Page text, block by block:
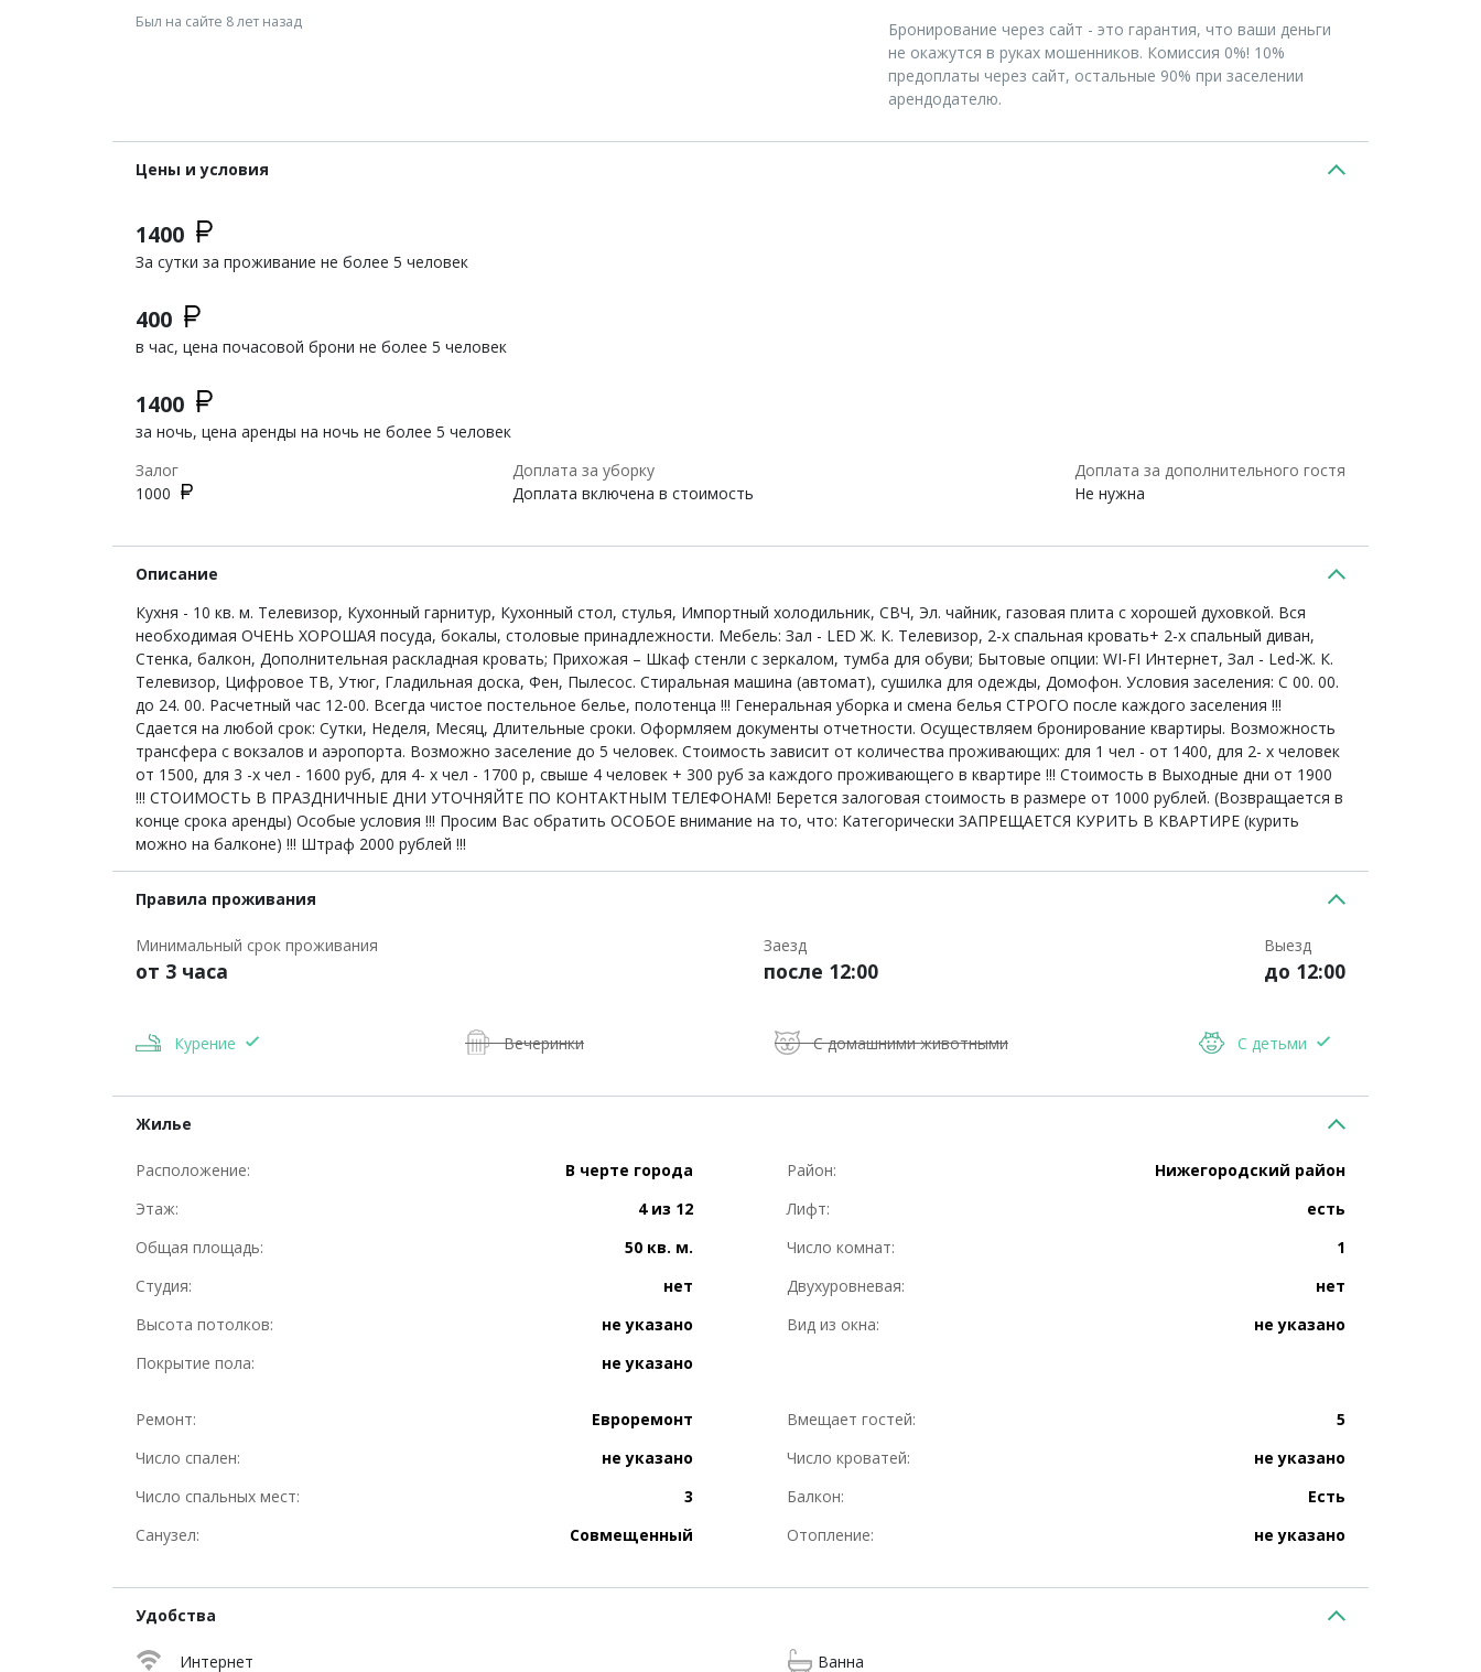
Был на сайте 8 лет назад
Бронирование через сайт - это гарантия, что ваши деньги
не окажутся в руках мошенников. Комиссия 0%! 10%
предоплаты через сайт, остальные 90% при заселении
арендодателю.
Цены и условия
1400
За сутки за проживание не более 5 человек
400
в час, цена почасовой брони не более 5 человек
1400
за ночь, цена аренды на ночь не более 5 человек
Залог
1000
Доплата за уборку
Доплата включена в стоимость
Доплата за дополнительного гостя
Не нужна
Описание
Кухня - 10 кв. м. Телевизор, Кухонный гарнитур, Кухонный стол, стулья, Импортный холодильник, СВЧ, Эл. чайник, газовая плита с хорошей духовкой. Вся
необходимая ОЧЕНЬ ХОРОШАЯ посуда, бокалы, столовые принадлежности. Мебель: Зал - LED Ж. К. Телевизор, 2-х спальная кровать+ 2-х спальный диван,
Стенка, балкон, Дополнительная раскладная кровать; Прихожая – Шкаф стенли с зеркалом, тумба для обуви; Бытовые опции: WI-FI Интернет, Зал - Led-Ж. К.
Телевизор, Цифровое ТВ, Утюг, Гладильная доска, Фен, Пылесос. Стиральная машина (автомат), сушилка для одежды, Домофон. Условия заселения: С 00. 00.
до 24. 00. Расчетный час 12-00. Всегда чистое постельное белье, полотенца !!! Генеральная уборка и смена белья СТРОГО после каждого заселения !!!
Сдается на любой срок: Сутки, Неделя, Месяц, Длительные сроки. Оформляем документы отчетности. Осуществляем бронирование квартиры. Возможность
трансфера с вокзалов и аэропорта. Возможно заселение до 5 человек. Стоимость зависит от количества проживающих: для 1 чел - от 1400, для 2- х человек
от 1500, для 3 -х чел - 1600 руб, для 4- х чел - 1700 р, свыше 4 человек + 300 руб за каждого проживающего в квартире !!! Стоимость в Выходные дни от 1900
!!! СТОИМОСТЬ В ПРАЗДНИЧНЫЕ ДНИ УТОЧНЯЙТЕ ПО КОНТАКТНЫМ ТЕЛЕФОНАМ! Берется залоговая стоимость в размере от 1000 рублей. (Возвращается в
конце срока аренды) Особые условия !!! Просим Вас обратить ОСОБОЕ внимание на то, что: Категорически ЗАПРЕЩАЕТСЯ КУРИТЬ В КВАРТИРЕ (курить
можно на балконе) !!! Штраф 2000 рублей !!!
Правила проживания
Минимальный срок проживания
от 3 часа
Заезд
после 12:00
Выезд
до 12:00
Курение Вечеринки С домашними животными С детьми
Жилье
Расположение: В черте города Район:
Нижегородский район
Этаж:
4 из 12 Лифт:
есть
Общая площадь:
50 кв. м. Число комнат:
1
Студия:
нет Двухуровневая:
нет
Высота потолков:
не указано Вид из окна:
не указано
Покрытие пола:
не указано
Ремонт: Евроремонт Вмещает гостей:
5
Число спален:
не указано Число кроватей:
не указано
Число спальных мест:
3 Балкон:
Есть
Санузел:
Совмещенный Отопление: не указано
Удобства
Интернет
Ванна